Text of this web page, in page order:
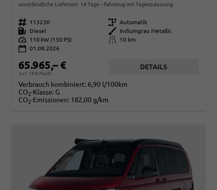
unverbindliche Lieferzeit: 14 Tage Fahrzeug mit Tageszulassung
Fahrzeugnr. 113230 Getriebe Automatik
Kraftstoff
Diesel Außenfarbe
Indiumgrau Metallic
Leistung
110 kW (150 PS) Kilometerstand
10 km
01.08.2026
65.965,– €
incl. 19% MwSt.
DETAILS
Verbrauch kombiniert: 6,90 l/100km
CO2-Klasse: G
CO2-Emissionen: 182,00 g/km